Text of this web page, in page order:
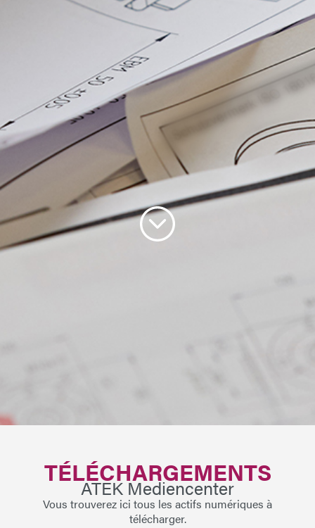
Message
Envoyer le message
TÉLÉCHARGEMENTS
ATEK Mediencenter
Vous trouverez ici tous les actifs numériques à
télécharger.